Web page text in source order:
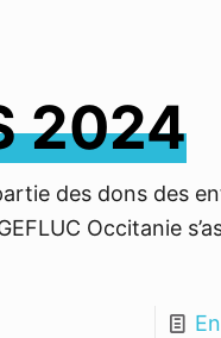
2024
des dons des
Occitanie